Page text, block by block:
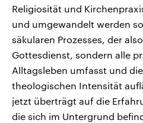
Religiosität und
und umgewandelt werden
säkularen Prozesses, der
Gottesdienst, sondern alle
Alltagsleben umfasst und
theologischen Intensität
jetzt überträgt auf die
die sich im Untergrund